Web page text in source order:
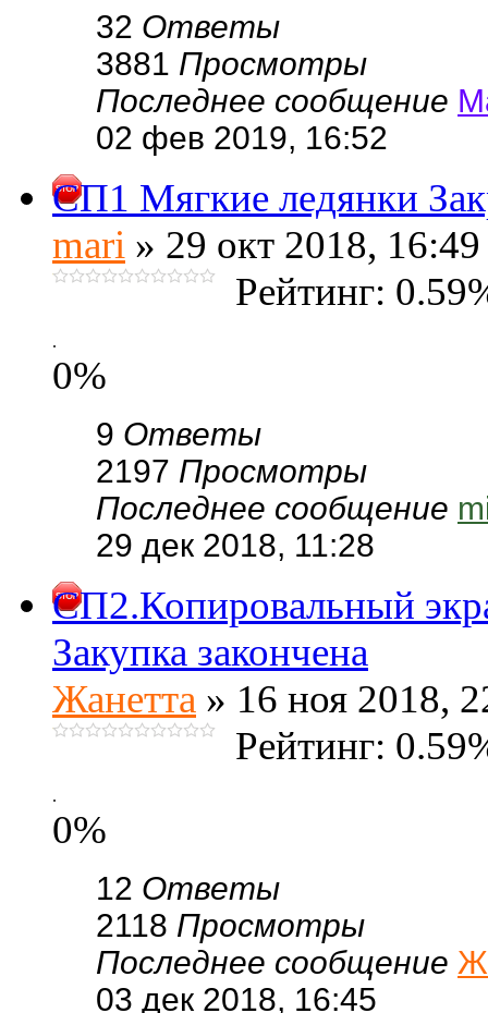
32 Ответы
3881 Просмотры
Последнее сообщение
02 фев 2019, 16:52
СП1 Мягкие ледянки
mari » 29 окт 2018, 16:49
Рейтинг:
.
0%
9 Ответы
2197 Просмотры
Последнее сообщение
29 дек 2018, 11:28
СП2.Копировальный
Закупка закончена
Жанетта » 16 ноя 2018,
Рейтинг:
.
0%
12 Ответы
2118 Просмотры
Последнее сообщение
03 дек 2018, 16:45